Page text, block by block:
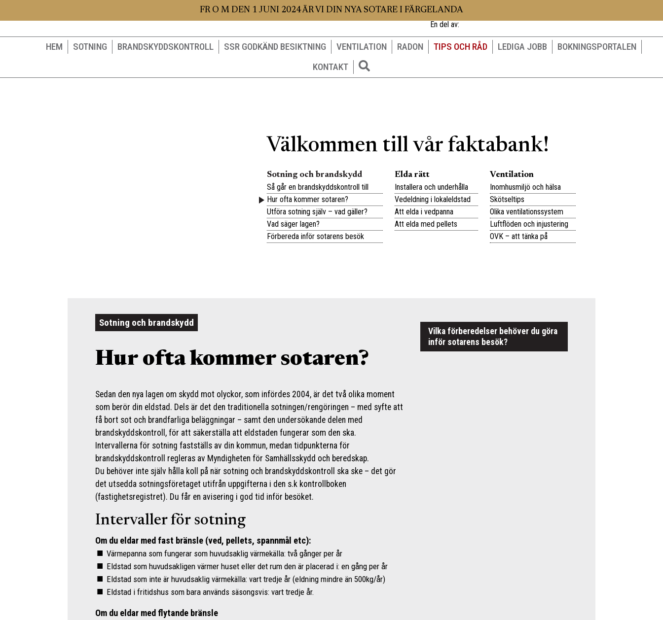
FR O M DEN 1 JUNI 2024 ÄR VI DIN NYA SOTARE I FÄRGELANDA
En del av:
HEM SOTNING BRANDSKYDDSKONTROLL SSR GODKÄND BESIKTNING VENTILATION RADON TIPS OCH RÅD LEDIGA JOBB
BOKNINGSPORTALEN
KONTAKT
Välkommen till vår faktabank!
Sotning och brandskydd
Så går en brandskyddskontroll till
Hur ofta kommer sotaren?
Utföra sotning själv – vad gäller?
Vad säger lagen?
Förbereda inför sotarens besök
Elda rätt
Installera och underhålla
Vedeldning i lokaleldstad
Att elda i vedpanna
Att elda med pellets
Ventilation
Inomhusmiljö och hälsa
Skötseltips
Olika ventilationssystem
Luftflöden och injustering
OVK – att tänka på
Sotning och brandskydd
Hur ofta kommer sotaren?
Sedan den nya lagen om skydd mot olyckor, som infördes 2004, är det två olika moment
som berör din eldstad. Dels är det den traditionella sotningen/rengöringen – med syfte att
få bort sot och brandfarliga beläggningar – samt den undersökande delen med
brandskyddskontroll, för att säkerställa att eldstaden fungerar som den ska.
Intervallerna för sotning fastställs av din kommun, medan tidpunkterna för
brandskyddskontroll regleras av Myndigheten för Samhällsskydd och beredskap.
Du behöver inte själv hålla koll på när sotning och brandskyddskontroll ska ske – det gör
det utsedda sotningsföretaget utifrån uppgifterna i den s.k kontrollboken
(fastighetsregistret). Du får en avisering i god tid inför besöket.
Intervaller för sotning
Om du eldar med fast bränsle (ved, pellets, spannmål etc):
Värmepanna som fungerar som huvudsaklig värmekälla: två gånger per år
Eldstad som huvudsakligen värmer huset eller det rum den är placerad i: en gång per år
Eldstad som inte är huvudsaklig värmekälla: vart tredje år (eldning mindre än 500kg/år)
Eldstad i fritidshus som bara används säsongsvis: vart tredje år.
Om du eldar med flytande bränsle
Vilka förberedelser behöver du göra
inför sotarens besök?